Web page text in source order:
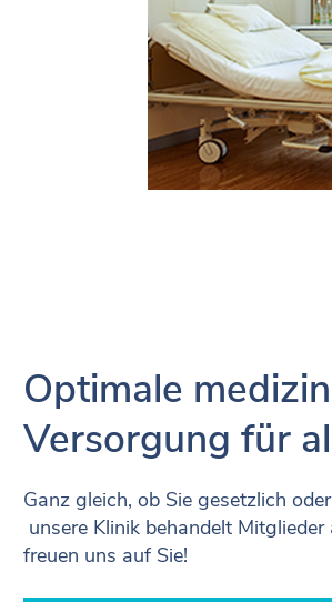
Optimale
Versorgung für
Ganz gleich, ob Sie gesetzlich
unsere Klinik behandelt
freuen uns auf Sie!